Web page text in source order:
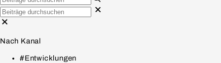
Nach Kanal
#Entwicklungen